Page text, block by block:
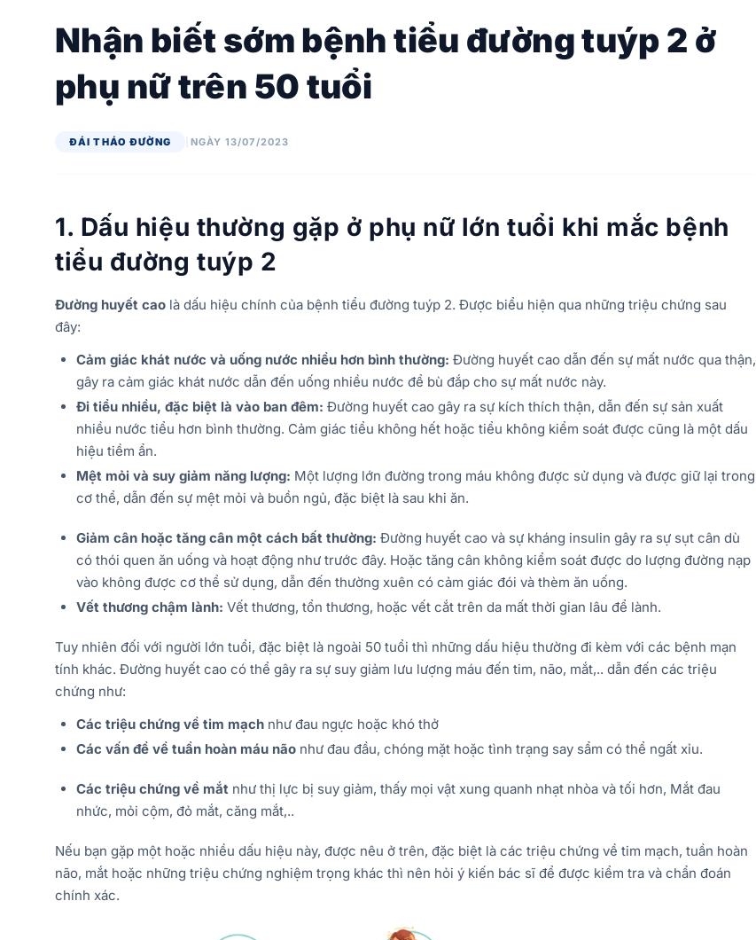
Nhận biết sớm bệnh tiểu đường tuýp 2 ở
phụ nữ trên 50 tuổi
ĐÁI THÁO ĐƯỜNG NGÀY 13/07/2023
1. Dấu hiệu thường gặp ở phụ nữ lớn tuổi khi mắc bệnh
tiểu đường tuýp 2
Đường huyết cao là dấu hiệu chính của bệnh tiểu đường tuýp 2. Được biểu hiện qua những triệu chứng sau
đây:
Cảm giác khát nước và uống nước nhiều hơn bình thường: Đường huyết cao dẫn đến sự mất nước qua thận,
gây ra cảm giác khát nước dẫn đến uống nhiều nước để bù đắp cho sự mất nước này.
Đi tiểu nhiều, đặc biệt là vào ban đêm: Đường huyết cao gây ra sự kích thích thận, dẫn đến sự sản xuất
nhiều nước tiểu hơn bình thường. Cảm giác tiểu không hết hoặc tiểu không kiểm soát được cũng là một dấu
hiệu tiềm ẩn.
Mệt mỏi và suy giảm năng lượng: Một lượng lớn đường trong máu không được sử dụng và được giữ lại trong
cơ thể, dẫn đến sự mệt mỏi và buồn ngủ, đặc biệt là sau khi ăn.
Giảm cân hoặc tăng cân một cách bất thường: Đường huyết cao và sự kháng insulin gây ra sự sụt cân dù
có thói quen ăn uống và hoạt động như trước đây. Hoặc tăng cân không kiểm soát được do lượng đường nạp
vào không được cơ thể sử dụng, dẫn đến thường xuên có cảm giác đói và thèm ăn uống.
Vết thương chậm lành: Vết thương, tổn thương, hoặc vết cắt trên da mất thời gian lâu để lành.
Tuy nhiên đối với người lớn tuổi, đặc biệt là ngoài 50 tuổi thì những dấu hiệu thường đi kèm với các bệnh mạn
tính khác. Đường huyết cao có thể gây ra sự suy giảm lưu lượng máu đến tim, não, mắt,.. dẫn đến các triệu
chứng như:
Các triệu chứng về tim mạch như đau ngực hoặc khó thở
Các vấn đề về tuần hoàn máu não như đau đầu, chóng mặt hoặc tình trạng say sẩm có thể ngất xỉu.
Các triệu chứng về mắt như thị lực bị suy giảm, thấy mọi vật xung quanh nhạt nhòa và tối hơn, Mắt đau
nhức, mỏi cộm, đỏ mắt, căng mắt,..
Nếu bạn gặp một hoặc nhiều dấu hiệu này, được nêu ở trên, đặc biệt là các triệu chứng về tim mạch, tuần hoàn
não, mắt hoặc những triệu chứng nghiệm trọng khác thì nên hỏi ý kiến bác sĩ để được kiểm tra và chẩn đoán
chính xác.